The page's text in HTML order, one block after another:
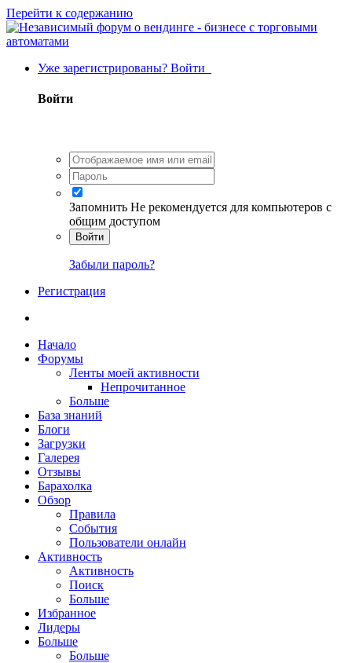
Перейти к содержанию
Уже зарегистрированы? Войти
Войти
Запомнить Не рекомендуется для компьютеров с
общим доступом
Войти
Забыли пароль?
Регистрация
Начало
Форумы
Ленты моей активности
Непрочитанное
Больше
База знаний
Блоги
Загрузки
Галерея
Отзывы
Барахолка
Обзор
Правила
События
Пользователи онлайн
Активность
Активность
Поиск
Больше
Избранное
Лидеры
Больше
Больше